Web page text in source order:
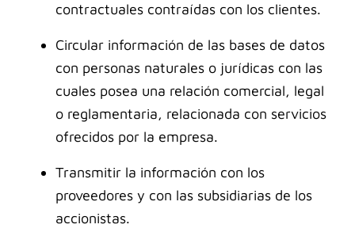
contractuales contraídas con los clientes.
Circular información de las bases de datos
con personas naturales o jurídicas con las
cuales posea una relación comercial, legal
o reglamentaria, relacionada con servicios
ofrecidos por la empresa.
Transmitir la información con los
proveedores y con las subsidiarias de los
accionistas.